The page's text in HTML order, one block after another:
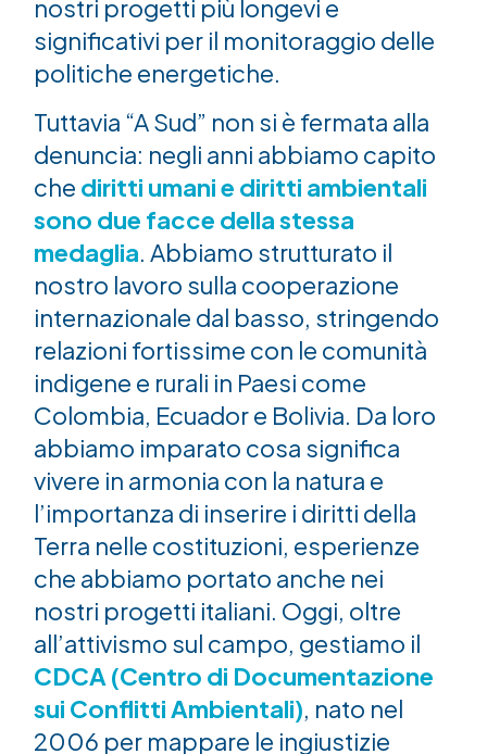
nostri progetti più longevi e
significativi per il monitoraggio delle
politiche energetiche.
Tuttavia “A Sud” non si è fermata alla
denuncia: negli anni abbiamo capito
che diritti umani e diritti ambientali
sono due facce della stessa
medaglia. Abbiamo strutturato il
nostro lavoro sulla cooperazione
internazionale dal basso, stringendo
relazioni fortissime con le comunità
indigene e rurali in Paesi come
Colombia, Ecuador e Bolivia. Da loro
abbiamo imparato cosa significa
vivere in armonia con la natura e
l’importanza di inserire i diritti della
Terra nelle costituzioni, esperienze
che abbiamo portato anche nei
nostri progetti italiani. Oggi, oltre
all’attivismo sul campo, gestiamo il
CDCA (Centro di Documentazione
sui Conflitti Ambientali), nato nel
2006 per mappare le ingiustizie